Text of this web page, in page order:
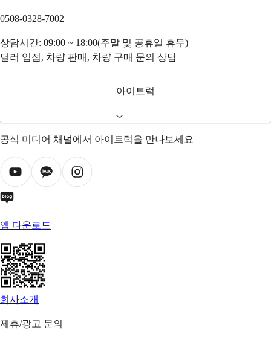
0508-0328-7002
상담시간: 09:00 ~ 18:00(주말 및 공휴일 휴무)
딜러 입점, 차량 판매, 차량 구매 문의 상담
아이트럭
공식 미디어 채널에서 아이트럭을 만나보세요
앱 다운로드
회사소개 |
제휴/광고 문의